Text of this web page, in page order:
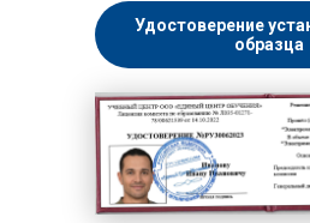
Удостоверение
образца